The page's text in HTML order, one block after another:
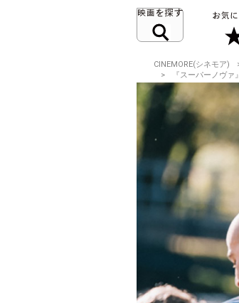
CINEMORE(シネモア)
『スーパーノヴ